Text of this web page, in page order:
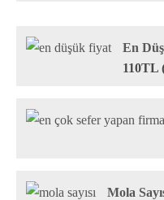
En
110TL
Mola